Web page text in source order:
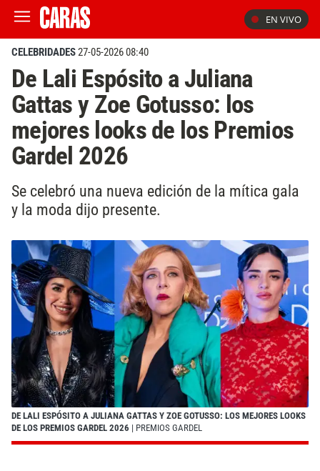
EN VIVO
CELEBRIDADES27-05-2026 08:40
De Lali Espósito a Juliana
Gattas y Zoe Gotusso: los
mejores looks de los Premios
Gardel 2026
Se celebró una nueva edición de la mítica gala
y la moda dijo presente.
DE LALI ESPÓSITO A JULIANA GATTAS Y ZOE GOTUSSO: LOS MEJORES LOOKS
DE LOS PREMIOS GARDEL 2026 | PREMIOS GARDEL